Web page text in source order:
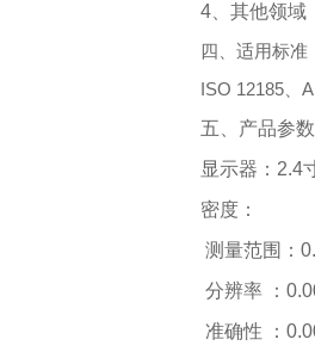
4、其他领域
四、适用标准
ISO 12185、
五、产品参数
显示器：2.4
密度：
测量范围：
分辨率 ：
准确性 ：